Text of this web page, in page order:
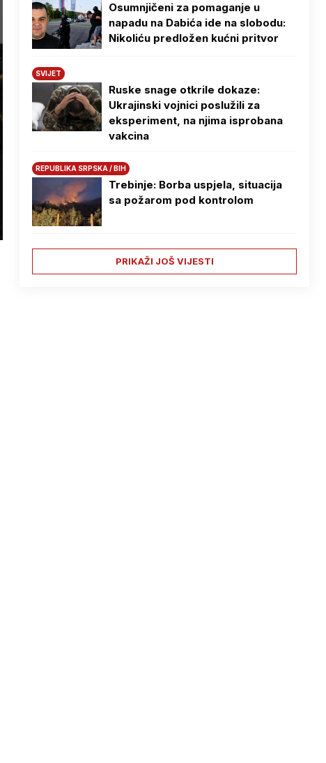
Osumnjičeni za pomaganje u
napadu na Dabića ide na slobodu:
Nikoliću predložen kućni pritvor
SVIJET
Ruske snage otkrile dokaze:
Ukrajinski vojnici poslužili za
eksperiment, na njima isprobana
vakcina
REPUBLIKA SRPSKA / BIH
Trebinje: Borba uspjela, situacija
sa požarom pod kontrolom
PRIKAŽI JOŠ VIJESTI